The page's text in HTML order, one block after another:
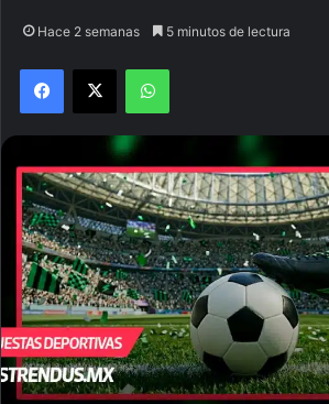
Hace 2 semanas 5 minutos de lectura
Facebook
X WhatsApp